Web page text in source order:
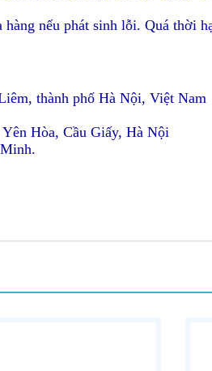
nếu phát sinh lỗi. Quá thời
thành phố Hà Nội, Việt Nam
Hòa, Cầu Giấy, Hà Nội